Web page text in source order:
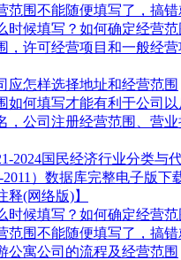
范围不能随便填写了，搞错
时候填写？如何确定经营范
，许可经营项目和一般经
应怎样选择地址和经营范围
如何填写才能有利于公司以
，公司注册经营范围、营业
2024国民经济行业分类与
2011）数据库完整电子版下
释(网络版)】
时候填写？如何确定经营范
范围不能随便填写了，搞错
公寓公司的流程及经营范围